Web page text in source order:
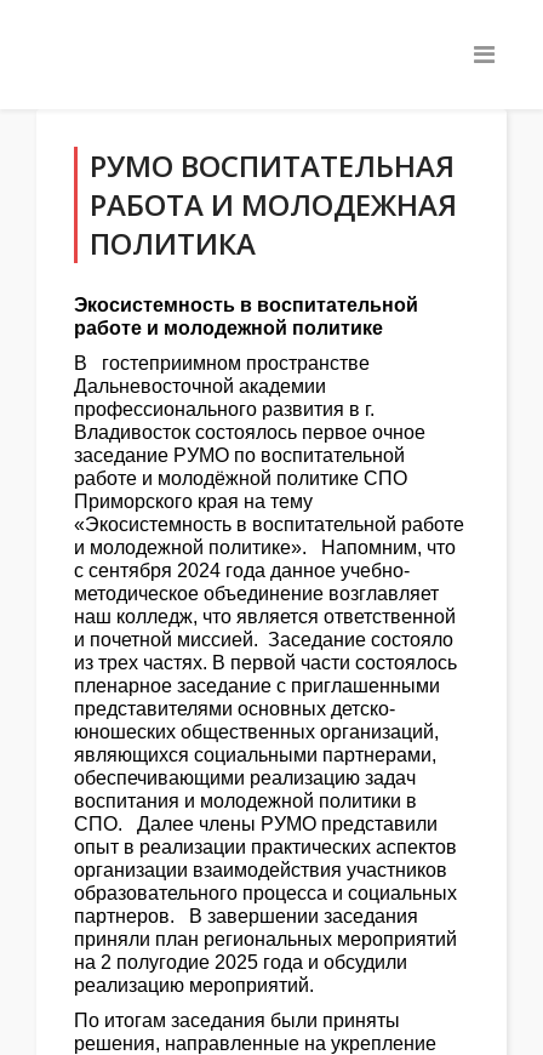
РУМО ВОСПИТАТЕЛЬНАЯ
РАБОТА И МОЛОДЕЖНАЯ
ПОЛИТИКА
Экосистемность в воспитательной
работе и молодежной политике
В гостеприимном пространстве
Дальневосточной академии
профессионального развития в г.
Владивосток состоялось первое очное
заседание РУМО по воспитательной
работе и молодёжной политике СПО
Приморского края на тему
«Экосистемность в воспитательной работе
и молодежной политике». Напомним, что
с сентября 2024 года данное учебно-
методическое объединение возглавляет
наш колледж, что является ответственной
и почетной миссией. Заседание состояло
из трех частях. В первой части состоялось
пленарное заседание с приглашенными
представителями основных детско-
юношеских общественных организаций,
являющихся социальными партнерами,
обеспечивающими реализацию задач
воспитания и молодежной политики в
СПО. Далее члены РУМО представили
опыт в реализации практических аспектов
организации взаимодействия участников
образовательного процесса и социальных
партнеров. В завершении заседания
приняли план региональных мероприятий
на 2 полугодие 2025 года и обсудили
реализацию мероприятий.
По итогам заседания были приняты
решения, направленные на укрепление